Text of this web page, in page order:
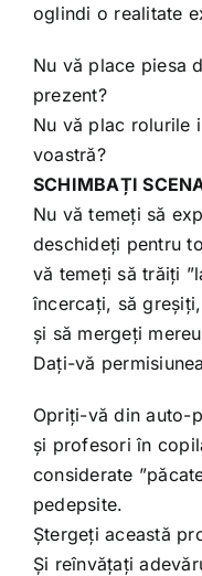
oglindi o realitate
Nu vă place piesa
prezent?
Nu vă plac rolurile
voastră?
SCHIMBAȚI
Nu vă temeți să
deschideți pentru
vă temeți să trăiți
încercați, să
și să mergeți
Dați-vă
Opriți-vă din auto-
și profesori în
considerate
pedepsite.
Ștergeți această
Și reînvățați